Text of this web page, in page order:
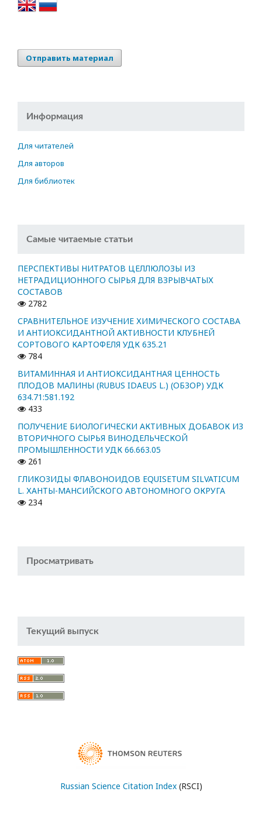
Отправить материал
Информация
Для читателей
Для авторов
Для библиотек
Самые читаемые статьи
ПЕРСПЕКТИВЫ НИТРАТОВ ЦЕЛЛЮЛОЗЫ ИЗ
НЕТРАДИЦИОННОГО СЫРЬЯ ДЛЯ ВЗРЫВЧАТЫХ
СОСТАВОВ
2782
СРАВНИТЕЛЬНОЕ ИЗУЧЕНИЕ ХИМИЧЕСКОГО СОСТАВА
И АНТИОКСИДАНТНОЙ АКТИВНОСТИ КЛУБНЕЙ
СОРТОВОГО КАРТОФЕЛЯ УДК 635.21
784
ВИТАМИННАЯ И АНТИОКСИДАНТНАЯ ЦЕННОСТЬ
ПЛОДОВ МАЛИНЫ (RUBUS IDAEUS L.) (ОБЗОР) УДК
634.71:581.192
433
ПОЛУЧЕНИЕ БИОЛОГИЧЕСКИ АКТИВНЫХ ДОБАВОК ИЗ
ВТОРИЧНОГО СЫРЬЯ ВИНОДЕЛЬЧЕСКОЙ
ПРОМЫШЛЕННОСТИ УДК 66.663.05
261
ГЛИКОЗИДЫ ФЛАВОНОИДОВ EQUISETUM SILVATICUM
L. ХАНТЫ-МАНСИЙСКОГО АВТОНОМНОГО ОКРУГА
234
Просматривать
Текущий выпуск
Russian Science Citation Index(RSCI)